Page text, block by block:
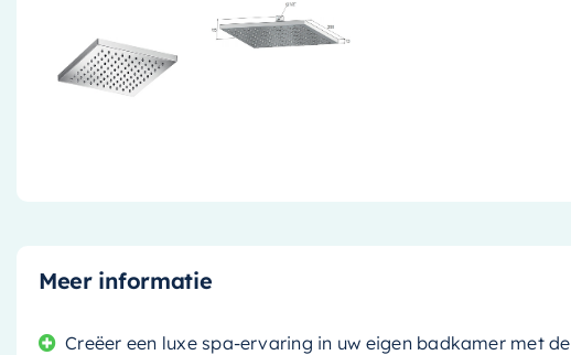
Meer informatie
Creëer een luxe spa-ervaring in uw eigen badkamer met